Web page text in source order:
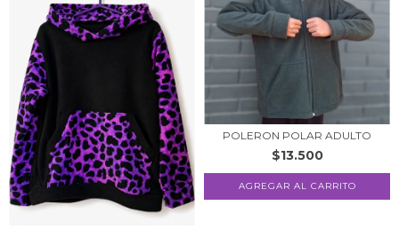
POLERON POLAR ADULTO
$13.500
AGREGAR AL CARRITO